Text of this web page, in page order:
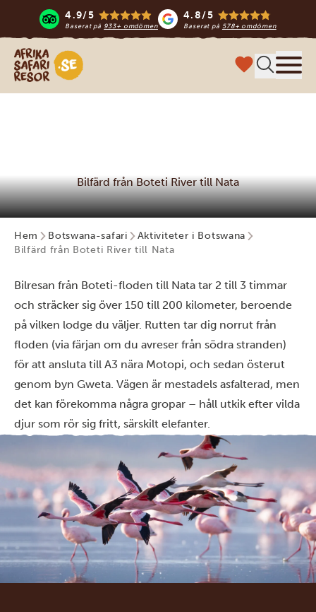
4.9/5
Baserat på 933+ omdömen
4.8/5
Baserat på 578+ omdömen
Safari-resor i Afrika
Bilfärd från Boteti River till Nata
Hem Botswana-safari
Aktiviteter i Botswana
Bilfärd från Boteti River till Nata
Bilresan från Boteti-floden till Nata tar 2 till 3 timmar
och sträcker sig över 150 till 200 kilometer, beroende
på vilken lodge du väljer. Rutten tar dig norrut från
floden (via färjan om du avreser från södra stranden)
för att ansluta till A3 nära Motopi, och sedan österut
genom byn Gweta. Vägen är mestadels asfalterad, men
det kan förekomma några gropar – håll utkik efter vilda
djur som rör sig fritt, särskilt elefanter.